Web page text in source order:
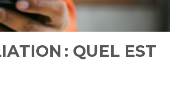
: QUEL EST